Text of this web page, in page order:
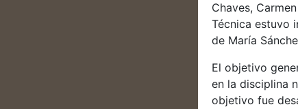
Chaves,
Técnica estuvo
de María
El objetivo
en la disciplina
objetivo fue